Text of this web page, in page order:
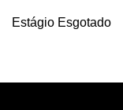
Estágio Esgotado